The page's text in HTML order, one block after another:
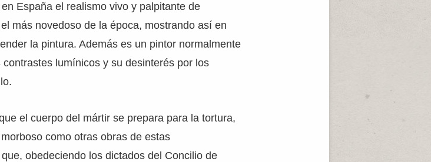
España el realismo vivo y palpitante de
más novedoso de la época, mostrando así en
la pintura. Además es un pintor normalmente
lumínicos y su desinterés por los
el cuerpo del mártir se prepara para la tortura,
como otras obras de estas
obedeciendo los dictados del Concilio de